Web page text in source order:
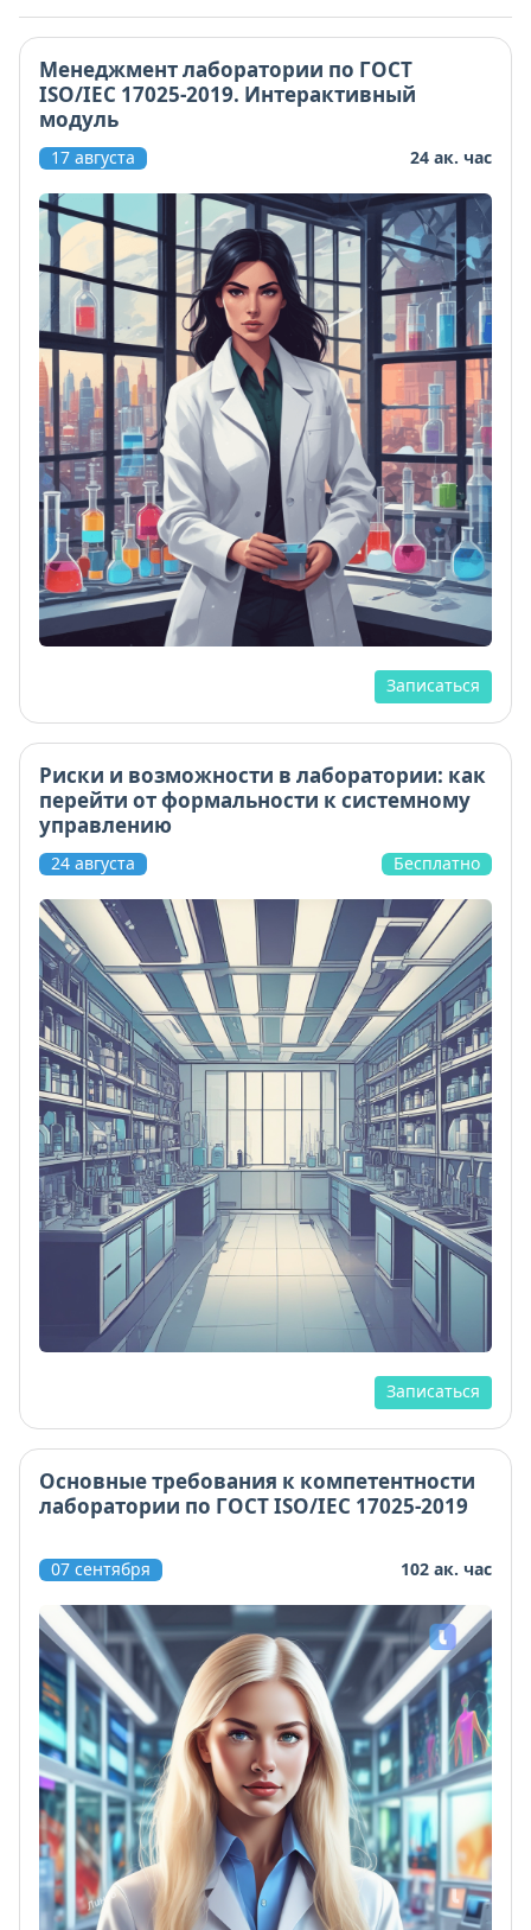
Менеджмент лаборатории по ГОСТ
ISO/IEC 17025-2019. Интерактивный
модуль
17 августа 24 ак. час
Записаться
Риски и возможности в лаборатории: как
перейти от формальности к системному
управлению
24 августа Бесплатно
Записаться
Основные требования к компетентности
лаборатории по ГОСТ ISO/IEC 17025-2019
07 сентября 102 ак. час